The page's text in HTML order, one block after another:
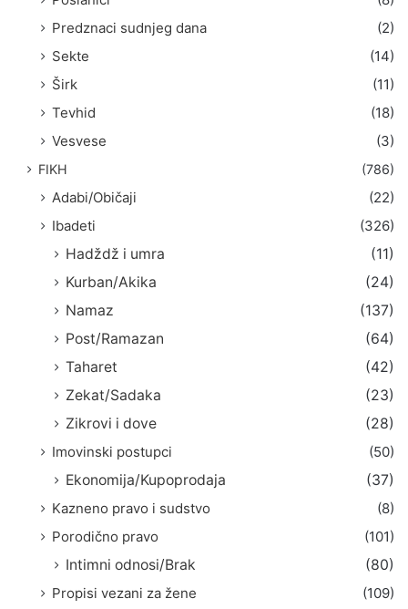
Predznaci sudnjeg dana
(2)
Sekte
(14)
Širk
(11)
Tevhid
(18)
Vesvese
(3)
FIKH (786)
Adabi/Običaji
(22)
Ibadeti
(326)
Hadždž i umra
(11)
Kurban/Akika
(24)
Namaz
(137)
Post/Ramazan
(64)
Taharet
(42)
Zekat/Sadaka
(23)
Zikrovi i dove
(28)
Imovinski postupci
(50)
Ekonomija/Kupoprodaja
(37)
Kazneno pravo i sudstvo
(8)
Porodično pravo
(101)
Intimni odnosi/Brak
(80)
Propisi vezani za žene
(109)